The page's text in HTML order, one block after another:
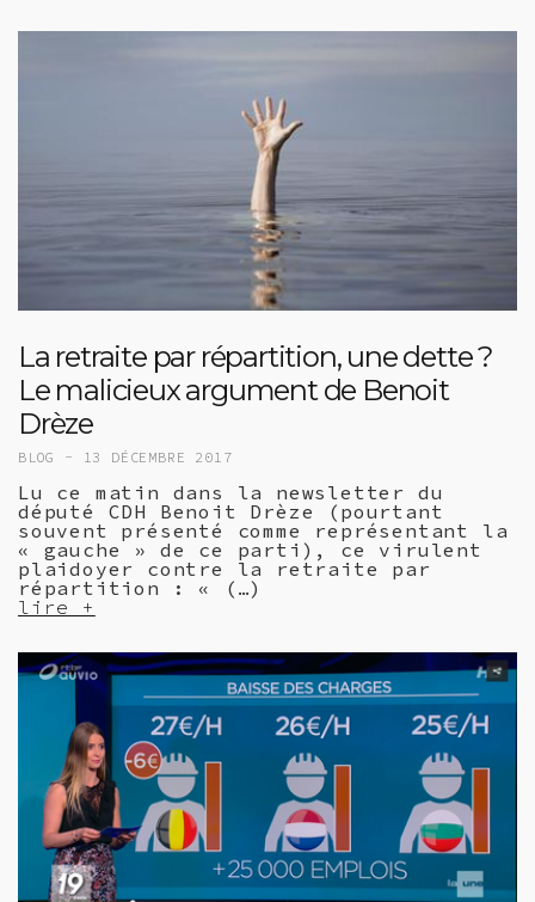
La retraite par répartition, une dette ?
Le malicieux argument de Benoit
Drèze
BLOG - 13 DÉCEMBRE 2017
Lu ce matin dans la newsletter du
député CDH Benoit Drèze (pourtant
souvent présenté comme représentant la
« gauche » de ce parti), ce virulent
plaidoyer contre la retraite par
répartition : « (…)
lire +